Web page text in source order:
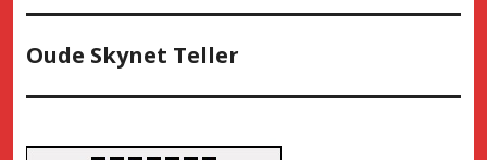
Oude Skynet Teller